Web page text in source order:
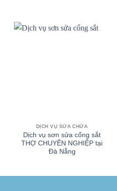
DỊCH VỤ SỬA CHỮA
Dịch vụ sơn sửa cổng sắt
THỢ CHUYÊN NGHIỆP tại
Đà Nẵng